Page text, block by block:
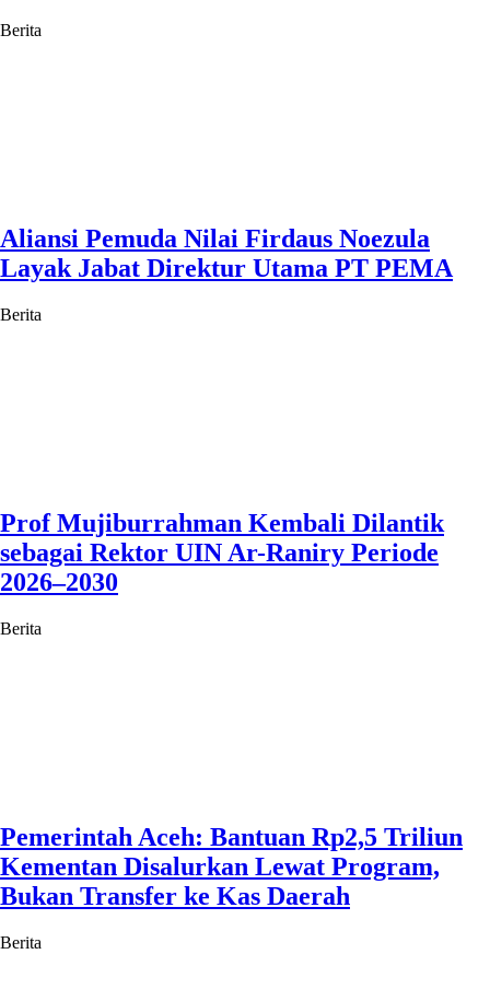
Berita
Aliansi Pemuda Nilai Firdaus Noezula
Layak Jabat Direktur Utama PT PEMA
Berita
Prof Mujiburrahman Kembali Dilantik
sebagai Rektor UIN Ar-Raniry Periode
2026–2030
Berita
Pemerintah Aceh: Bantuan Rp2,5 Triliun
Kementan Disalurkan Lewat Program,
Bukan Transfer ke Kas Daerah
Berita